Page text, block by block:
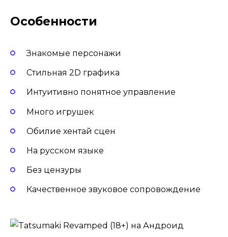
Особенности
Знакомые персонажи
Стильная 2D графика
Интуитивно понятное управление
Много игрушек
Обилие хентай сцен
На русском языке
Без цензуры
Качественное звуковое сопровождение